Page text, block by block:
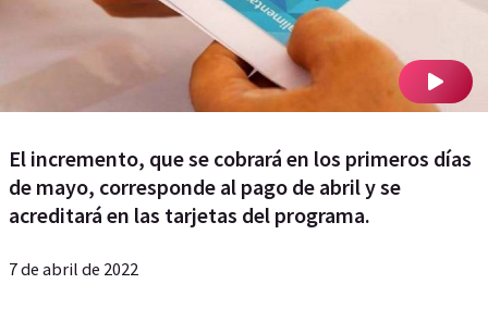
El incremento, que se cobrará en los primeros días
de mayo, corresponde al pago de abril y se
acreditará en las tarjetas del programa.
7 de abril de 2022